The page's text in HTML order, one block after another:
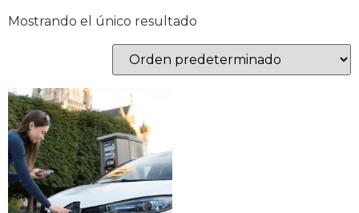
Mostrando el único resultado